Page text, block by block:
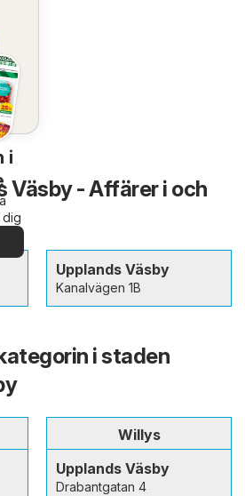
i
dig
Väsby - Affärer i och
Upplands Väsby
Kanalvägen 1B
i staden
Willys
Upplands Väsby
Drabantgatan 4